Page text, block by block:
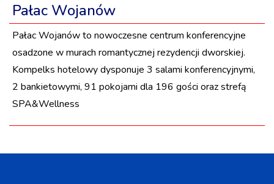
Pałac Wojanów
Pałac Wojanów to nowoczesne centrum konferencyjne
osadzone w murach romantycznej rezydencji dworskiej.
Kompelks hotelowy dysponuje 3 salami konferencyjnymi,
2 bankietowymi, 91 pokojami dla 196 gości oraz strefą
SPA&Wellness